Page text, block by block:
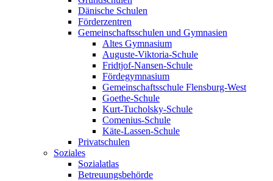
Dänische Schulen
Förderzentren
Gemeinschaftsschulen und Gymnasien
Altes Gymnasium
Auguste-Viktoria-Schule
Fridtjof-Nansen-Schule
Fördegymnasium
Gemeinschaftsschule Flensburg-West
Goethe-Schule
Kurt-Tucholsky-Schule
Comenius-Schule
Käte-Lassen-Schule
Privatschulen
Soziales
Sozialatlas
Betreuungsbehörde